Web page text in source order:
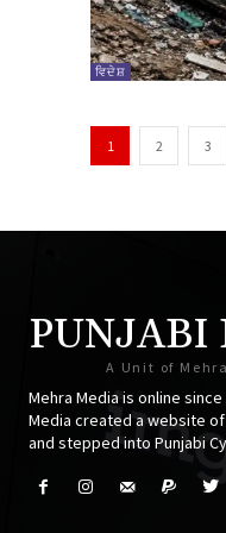
panel
ਵਿਦੇਸ਼
1 2 3
PUNJABI
A Unit of
Mehra Media is online
Media created a website
and stepped into Punjabi